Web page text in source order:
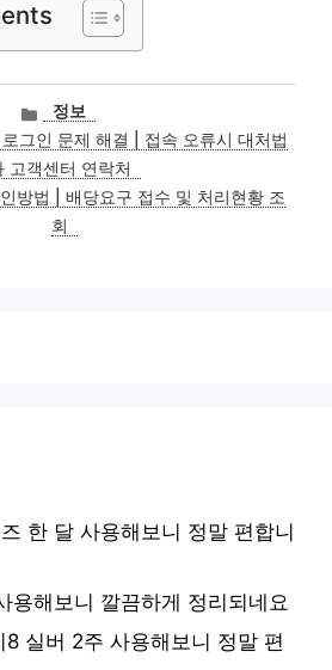
카
테
고
리
정보
그인 문제 해결 | 접속 오류시 대처법
고객센터 연락처
방법 | 배당요구 접수 및 처리현황 조
회
한 달 사용해보니 정말 편합니
용해보니 깔끔하게 정리되네요
8 실버 2주 사용해보니 정말 편